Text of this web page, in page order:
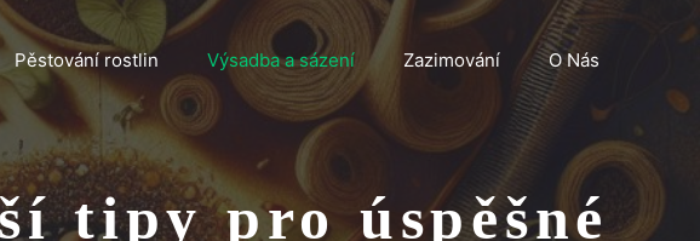
Pěstování rostlin Výsadba a sázení Zazimování O Nás
tipy pro úspěšné